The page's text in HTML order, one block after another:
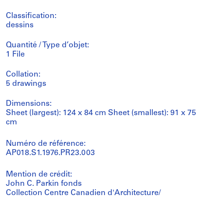
Classification:
dessins
Quantité / Type d’objet:
1 File
Collation:
5 drawings
Dimensions:
Sheet (largest): 124 x 84 cm Sheet (smallest): 91 x 75
cm
Numéro de référence:
AP018.S1.1976.PR23.003
Mention de crédit:
John C. Parkin fonds
Collection Centre Canadien d'Architecture/